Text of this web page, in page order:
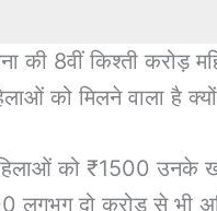
की 8वीं किश्ती
को मिलने वाला है
को ₹1500 उनके
दो करोड़ से भी